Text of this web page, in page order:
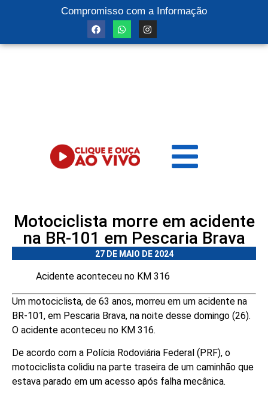
Compromisso com a Informação
Motociclista morre em acidente
na BR-101 em Pescaria Brava
27 DE MAIO DE 2024
Acidente aconteceu no KM 316
Um motociclista, de 63 anos, morreu em um acidente na
BR-101, em Pescaria Brava, na noite desse domingo (26).
O acidente aconteceu no KM 316.
De acordo com a Polícia Rodoviária Federal (PRF), o
motociclista colidiu na parte traseira de um caminhão que
estava parado em um acesso após falha mecânica.